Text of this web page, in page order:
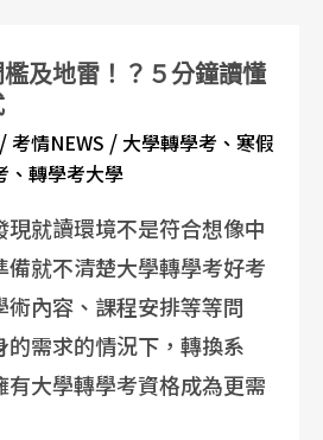
及地雷！？５分鐘讀懂
/ 考情NEWS / 大學轉學考 、寒假
、轉學考大學
現就讀環境不是符合想像中
備就不清楚大學轉學考好考
內容、課程安排等等問
的需求的情況下，轉換系
有大學轉學考資格成為更需